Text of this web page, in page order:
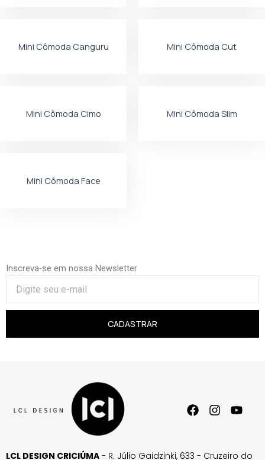
Mini Cômoda Canguru Mini Cômoda Cut
Mini Cômoda Cimo Mini Cômoda Slim
Mini Cômoda Face
Inscreva-se em nossa Newsletter
CADASTRAR
LCL DESIGN CRICIÚMA - R. Júlio Gaidzinki, 633 - Cruzeiro do